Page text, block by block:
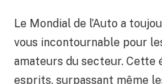
Le Mondial de l’Auto a
vous incontournable pour
amateurs du secteur. Cette
esprits, surpassant même